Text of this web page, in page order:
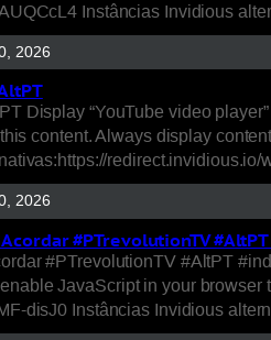
Instâncias Invidious
2026
Display “YouTube video
content. Always display
2026
#PTrevolutionTV
#PTrevolutionTV #AltPT
JavaScript in your
disJ0 Instâncias Invidious